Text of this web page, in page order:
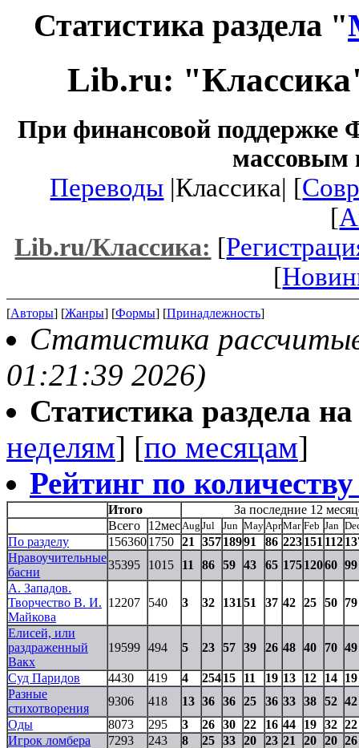
Статистика раздела "
Lib.ru:
При финансовой поддержке
массовым
Переводы |Классика| [
[
Lib.ru/Классика: [
[
[Авторы] [Жанры] [Формы] [Принадлежность]
Статистика
01:21:39 2026)
Статистика раздела
неделям] [по месяцам]
Рейтинг по
Итого
За последние 12
Всего
12мес Aug Jul Jun May AprMar Feb Jan
По разделу 1563601750 21 35718991 86 223151 112
Нравоучительные
басни
35395 1015 11 86 59 43 65 17512060 99
А. Западов.
Творчество В. И.
Майкова
12207 540 3 32 131 51 37 42 25 50 79
Елисей, или
раздраженный
Вакх
19599 494 5 23 57 39 26 48 40 70 49
Суд Паридов 4430 419 4 25415 11 19 13 12 14 19
Разные
стихотворения
9306 418 13 36 36 25 36 33 38 52 42
Оды
8073 295 3 26 30 22 16 44 19 32 22
Игрок ломбера
7293 243 8 25 33 20 23 21 20 20 26